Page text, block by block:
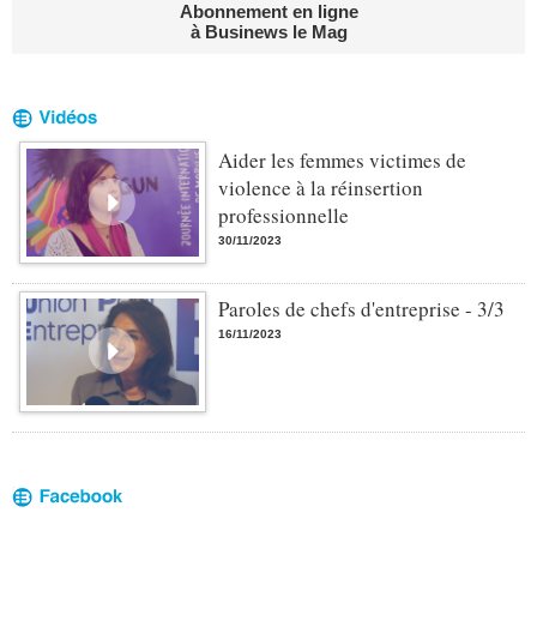
Abonnement en ligne
à Businews le Mag
Aider les femmes victimes de
violence à la réinsertion
professionnelle
30/11/2023
Paroles de chefs d'entreprise - 3/3
16/11/2023